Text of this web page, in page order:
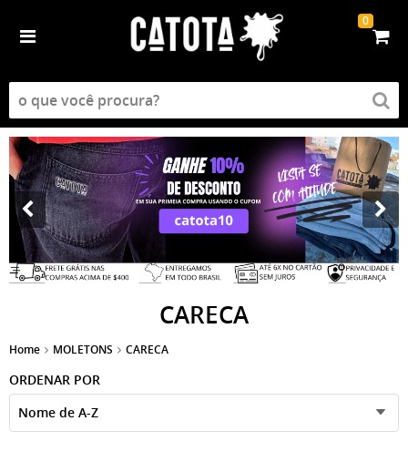
0
CARECA
Home MOLETONS CARECA
ORDENAR POR
Nome de A-Z